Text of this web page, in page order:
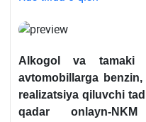
Alkogol va tamaki
avtomobillarga
realizatsiya qiluvchi
qadar onlayn-